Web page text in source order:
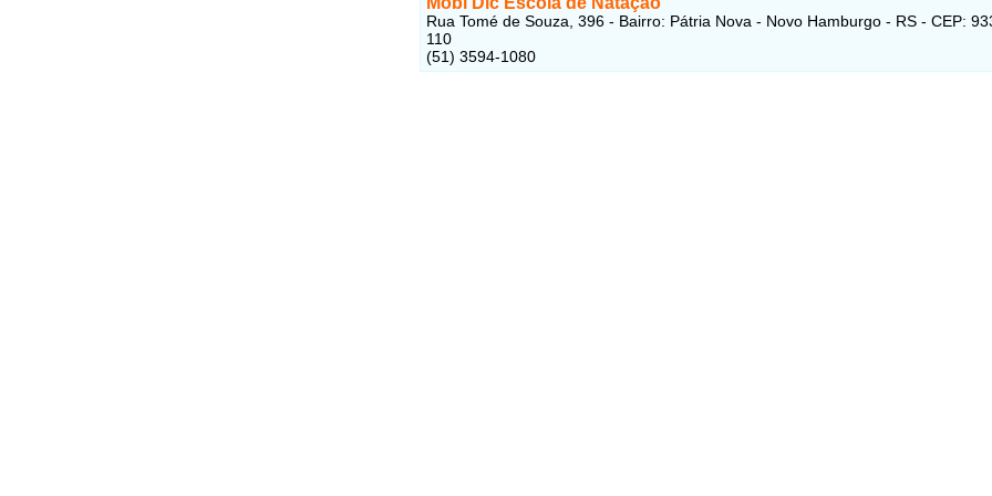
Rua Tomé de Souza, 396 - Bairro: Pátria Nova - Novo Hamburgo - RS - CEP:
110
(51) 3594-1080